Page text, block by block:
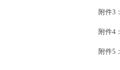
附件3：“
附件4：“
附件5：“